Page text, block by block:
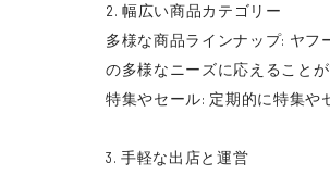
2. 幅広い商品カテゴリー
多様な商品ラインナップ: ヤ
の多様なニーズに応えることが
特集やセール: 定期的に特集や
3. 手軽な出店と運営